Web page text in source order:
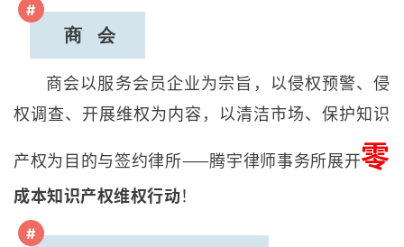
#
商 会
商会以服务会员企业为宗旨，以侵权预警、侵
权调查、开展维权为内容，以清洁市场、保护知识
产权为目的与签约律所——腾宇律师事务所展开零
成本知识产权维权行动！
#